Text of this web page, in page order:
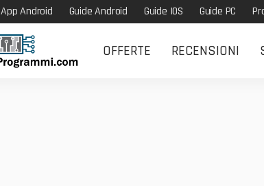
App Android Guide Android Guide IOS Guide PC
OFFERTE RECENSIONI